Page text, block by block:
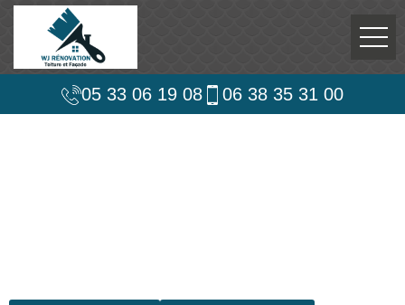
05 33 06 19 08 06 38 35 31 00